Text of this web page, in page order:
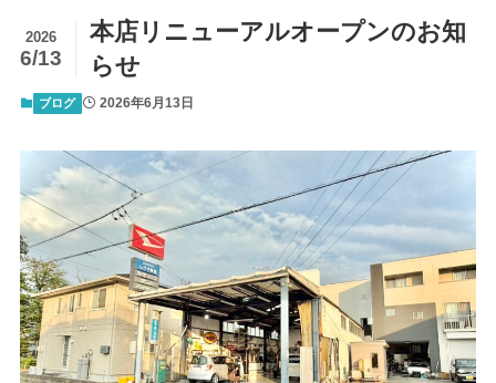
本店リニューアルオープンのお知
らせ
2026
6/13
ブログ 2026年6月13日